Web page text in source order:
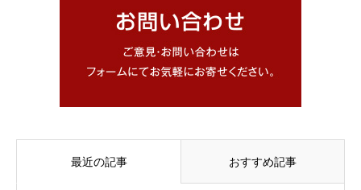
最近の記事 おすすめ記事